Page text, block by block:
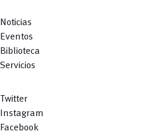
Noticias
Eventos
Biblioteca
Servicios
Twitter
Instagram
Facebook